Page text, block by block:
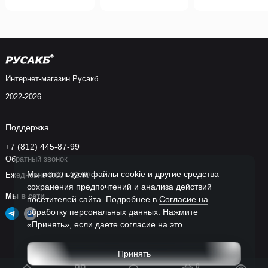
0
Интернет-магазин РУСАКБ предлагает полный каталог
от 2 часов по СПБ
, позволяющая оперативно получить товар. В
наших сервисных центрах доступна услуга установки
аккумулятора, а также профессиональная диагностика бортовой
сети. При покупке новой батареи предоставляется скидка за
Адреса магазинов РУСАКБ:
Мы используем файлы cookie и другие средства
сохранения предпочтений и анализа действий
посетителей сайта. Подробнее в Согласие на
обработку персональных данных . Нажмите
«Принять», если даете согласие на это.
Принять
Интернет-магазин Русакб
2022-2026
Поддержка
+7 (812) 445-87-99
Обратный звонок
Ежедневно 9:00 - 21:00
Мы в сети